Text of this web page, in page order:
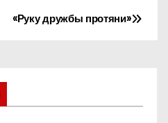
«Руку дружбы протяни»